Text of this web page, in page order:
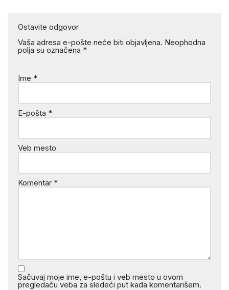
Ostavite odgovor
Vaša adresa e-pošte neće biti objavljena. Neophodna
polja su označena *
Ime *
E-pošta *
Veb mesto
Komentar *
Sačuvaj moje ime, e-poštu i veb mesto u ovom
pregledaču veba za sledeći put kada komentarišem.